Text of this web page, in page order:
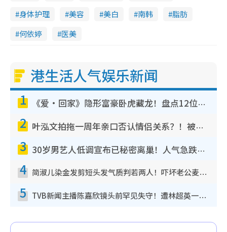
身体护理 美容 美白 南韩
脂肪
何依婷
医美
港生活人气娱乐新闻
1 《爱·回家》隐形富豪卧虎藏龙！盘点12位财气逼人的有钱艺人：这位美女3亿身家不愁做
2 叶泓文拍拖一周年亲口否认情侣关系？！被质疑感情造假竟称GM“普通同事”
3 30岁男艺人低调宣布已秘密离巢！人气急跌变失踪人口：“这几年过得并不容易”
4 简淑儿染金发剪短头发气质判若两人！吓坏老公麦大力都认不出：“你做什么？”
5 TVB新闻主播陈嘉欣镜头前罕见失守！遭林超英一句话突袭吓坏当场大笑